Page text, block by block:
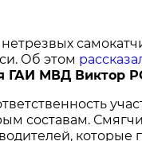
Об этом
ГАИ МВД Виктор
составам.
которые